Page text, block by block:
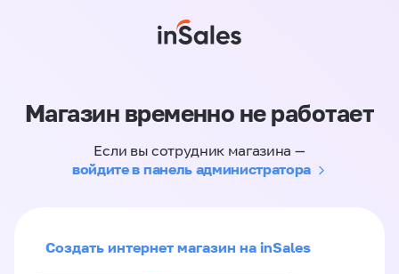
Магазин временно не работает
Если вы сотрудник магазина —
войдите в панель администратора
Создать интернет магазин на inSales